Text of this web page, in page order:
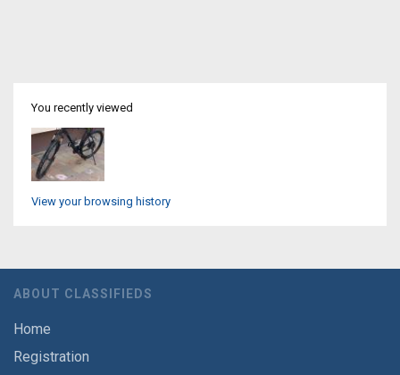
You recently viewed
View your browsing history
ABOUT CLASSIFIEDS
Home
Registration